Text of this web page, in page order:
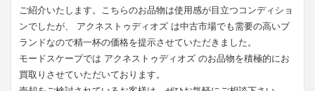
ご紹介いたします。こちらのお品物は使用感が目立つコンディショ
ンでしたが、 アクネストゥディオズ は中古市場でも需要の高いブ
ランドなので精一杯の価格を提示させていただきました。
モードスケープでは アクネストゥディオズ のお品物を積極的にお
買取りさせていただいております。